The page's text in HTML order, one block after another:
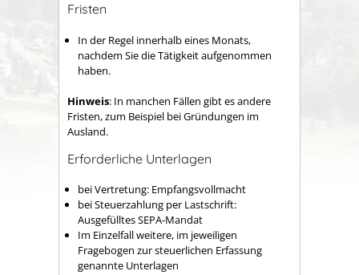
Fristen
In der Regel innerhalb eines Monats,
nachdem Sie die Tätigkeit aufgenommen
haben.
Hinweis: In manchen Fällen gibt es andere
Fristen, zum Beispiel bei Gründungen im
Ausland.
Erforderliche Unterlagen
bei Vertretung: Empfangsvollmacht
bei Steuerzahlung per Lastschrift:
Ausgefülltes SEPA-Mandat
Im Einzelfall weitere, im jeweiligen
Fragebogen zur steuerlichen Erfassung
genannte Unterlagen